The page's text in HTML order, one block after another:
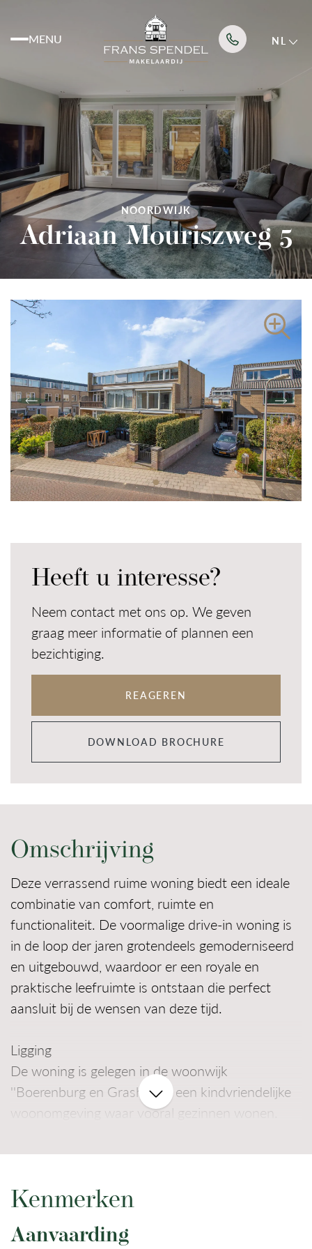
MENU NL
Aanbod
Diensten
Over ons
Nieuws
Contact
NOORDWIJK
Adriaan Mouriszweg 5
Heeft u interesse?
Neem contact met ons op. We geven
graag meer informatie of plannen een
bezichtiging.
REAGEREN
DOWNLOAD BROCHURE
Omschrijving
Deze verrassend ruime woning biedt een ideale
combinatie van comfort, ruimte en
functionaliteit. De voormalige drive-in woning is
in de loop der jaren grotendeels gemoderniseerd
en uitgebouwd, waardoor er een royale en
praktische leefruimte is ontstaan die perfect
aansluit bij de wensen van deze tijd.
Ligging
De woning is gelegen in de woonwijk
''Boerenburg en Grashoek'', een kindvriendelijke
woonomgeving waar vooral gezinnen wonen.
aanbod aan winkels en dagelijkse voorzieningen
het strand van Noordwijk aan Zee op korte
voorzieningen zoals cafés, strandpaviljoens en
Kenmerken
Aanvaarding